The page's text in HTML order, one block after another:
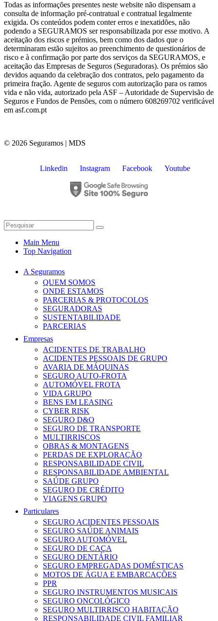
Todas as informações presentes neste website não dispensam a
consulta de informação pré-contratual e contratual legalmente
exigida. Os conteúdos podem conter erros e inexatidões, não
podendo a SEGURAMOS ser responsabilizada por esse motivo. A
aceitação dos riscos e prémios, bem como dos dados que o
determinaram estão sujeitos ao preenchimento de questionários de
risco e à confirmação por parte dos serviços da SEGURAMOS, e
aceitação das Empresas de Seguros (Seguradoras). Os prémios são
devidos aquando da celebração dos contratos, pelo pagamento da
primeira fração. Agente de seguros com autorização para os ramos
vida e não vida, autorizado pela ASF – Autoridade de Supervisão de
Seguros e Fundos de Pensões, com o número 608269702 verificável
em asf.com.pt
© 2026 Seguramos | MDS
Linkedin Instagram Facebook Youtube
Main Menu
Top Navigation
A Seguramos
QUEM SOMOS
ONDE ESTAMOS
PARCERIAS & PROTOCOLOS
SEGURADORAS
SUSTENTABILIDADE
PARCERIAS
Empresas
ACIDENTES DE TRABALHO
ACIDENTES PESSOAIS DE GRUPO
AVARIA DE MÁQUINAS
SEGURO AUTO-FROTA
AUTOMÓVEL FROTA
VIDA GRUPO
BENS EM LEASING
CYBER RISK
SEGURO D&O
SEGURO DE TRANSPORTE
MULTIRRISCOS
OBRAS & MONTAGENS
PERDAS DE EXPLORAÇÃO
RESPONSABILIDADE CIVIL
RESPONSABILIDADE AMBIENTAL
SAÚDE GRUPO
SEGURO DE CRÉDITO
VIAGENS GRUPO
Particulares
SEGURO ACIDENTES PESSOAIS
SEGURO SAÚDE ANIMAIS
SEGURO AUTOMÓVEL
SEGURO DE CAÇA
SEGURO DENTÁRIO
SEGURO EMPREGADAS DOMÉSTICAS
MOTOS DE ÁGUA E EMBARCAÇÕES
PPR
SEGURO INSTRUMENTOS MUSICAIS
SEGURO ONCOLÓGICO
SEGURO MULTIRRISCO HABITAÇÃO
RESPONSABILIDADE CIVIL FAMILIAR